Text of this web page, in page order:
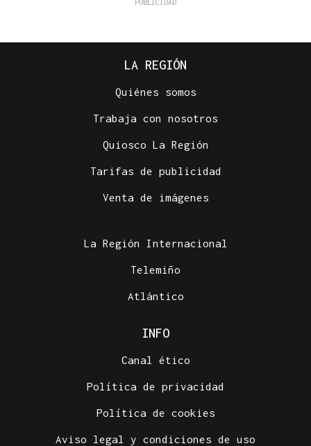
LA REGIÓN
Quiénes somos
Trabaja con nosotros
Quiosco La Región
Tarifas de publicidad
Venta de imágenes
La Región Internacional
Telemiño
Atlántico
INFO
Canal ético
Política de privacidad
Política de cookies
Aviso legal y condiciones de uso